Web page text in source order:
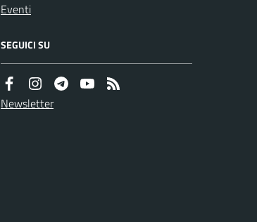
Eventi
SEGUICI SU
Newsletter